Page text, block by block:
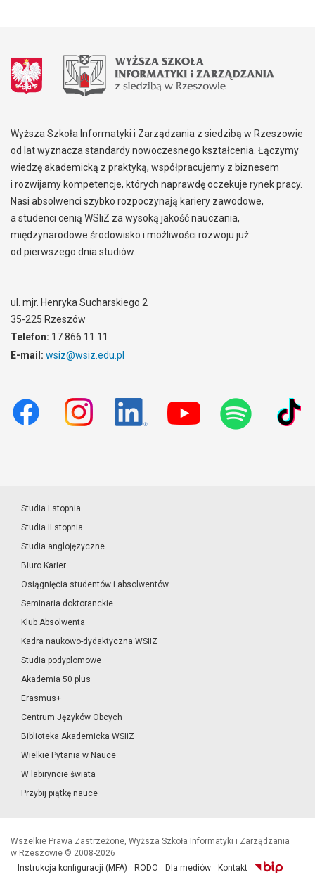
Wyższa Szkoła Informatyki i Zarządzania z siedzibą w Rzeszowie
od lat wyznacza standardy nowoczesnego kształcenia. Łączymy
wiedzę akademicką z praktyką, współpracujemy z biznesem
i rozwijamy kompetencje, których naprawdę oczekuje rynek pracy.
Nasi absolwenci szybko rozpoczynają kariery zawodowe,
a studenci cenią WSIiZ za wysoką jakość nauczania,
międzynarodowe środowisko i możliwości rozwoju już
od pierwszego dnia studiów.
ul. mjr. Henryka Sucharskiego 2
35-225 Rzeszów
Telefon: 17 866 11 11
E-mail: wsiz@wsiz.edu.pl
Studia I stopnia
Studia II stopnia
Studia anglojęzyczne
Biuro Karier
Osiągnięcia studentów i absolwentów
Seminaria doktoranckie
Klub Absolwenta
Kadra naukowo-dydaktyczna WSIiZ
Studia podyplomowe
Akademia 50 plus
Erasmus+
Centrum Języków Obcych
Biblioteka Akademicka WSIiZ
Wielkie Pytania w Nauce
W labiryncie świata
Przybij piątkę nauce
Wszelkie Prawa Zastrzeżone, Wyższa Szkoła Informatyki i Zarządzania
w Rzeszowie © 2008-2026
Instrukcja konfiguracji (MFA)
RODO Dla mediów Kontakt